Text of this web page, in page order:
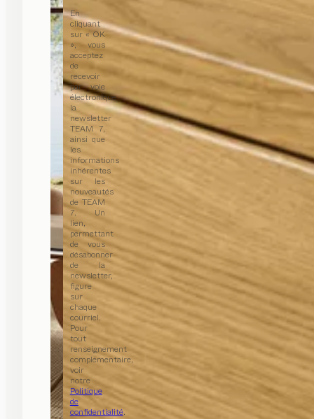
En
cliquant
sur « OK
», vous
acceptez
de
recevoir
par voie
électronique
la
newsletter
TEAM 7,
ainsi que
les
informations
inhérentes
sur les
nouveautés
de TEAM
7. Un
lien,
permettant
de vous
désabonner
de la
newsletter,
figure
sur
chaque
courriel.
Pour
tout
renseignement
complémentaire,
voir
notre
Politique
de
confidentialité.